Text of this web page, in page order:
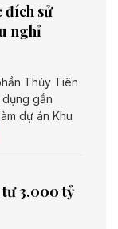
đích sử
nghỉ
Thủy Tiên
gần
dự án Khu
3.000 tỷ